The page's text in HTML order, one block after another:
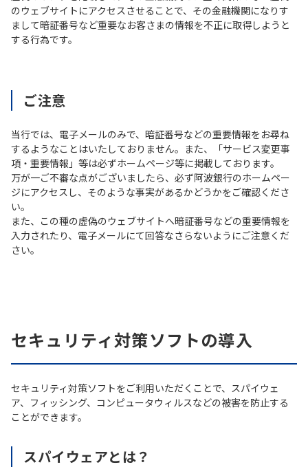
のウェブサイトにアクセスさせることで、その金融機関になりす
まして暗証番号など重要なお客さまの情報を不正に取得しようと
する行為です。
ご注意
当行では、電子メールのみで、暗証番号などの重要情報をお尋ね
するようなことはいたしておりません。また、「サービス変更事
項・重要情報」等は必ずホームページ等に掲載しております。
万が一ご不審な点がございましたら、必ず阿波銀行のホームペー
ジにアクセスし、そのような事実があるかどうかをご確認くださ
い。
また、この種の虚偽のウェブサイトへ暗証番号などの重要情報を
入力されたり、電子メールにて回答なさらないようにご注意くだ
さい。
セキュリティ対策ソフトの導入
セキュリティ対策ソフトをご利用いただくことで、スパイウェ
ア、フィッシング、コンピュータウィルスなどの被害を防止する
ことができます。
スパイウェアとは？